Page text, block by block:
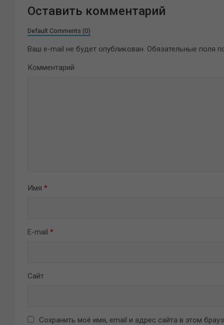
Оставить комментарий
Default Comments (0)
Ваш e-mail не будет опубликован. Обязательные поля
Комментарий
Имя *
E-mail *
Сайт
Сохранить моё имя, email и адрес сайта в этом